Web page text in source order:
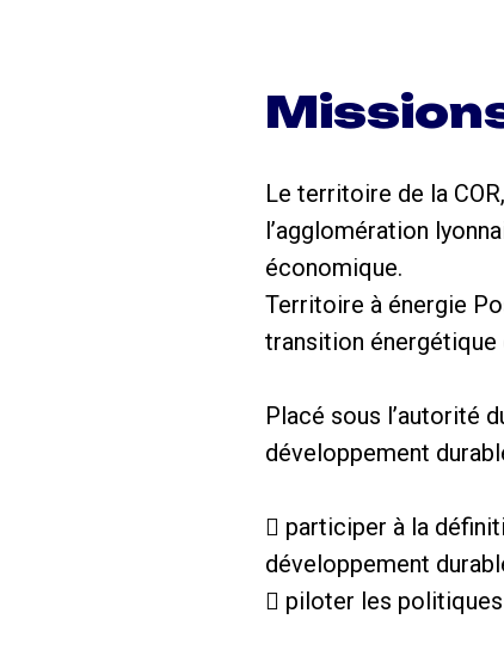
Le territoire de la
l’agglomération
économique.
Territoire à énergie
transition
Placé sous l’autorité
développement
 participer à la
développement
 piloter les